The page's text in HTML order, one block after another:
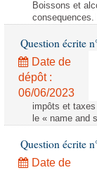
Boissons et
Question écrite
Date de
dépôt :
06/06/2023
impôts et
le « name and
Question écrite
Date de